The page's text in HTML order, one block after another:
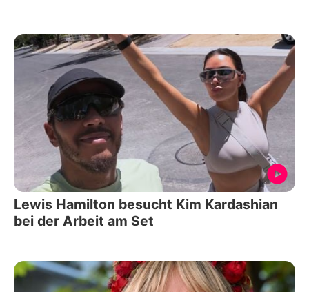
Lewis Hamilton besucht Kim Kardashian
bei der Arbeit am Set